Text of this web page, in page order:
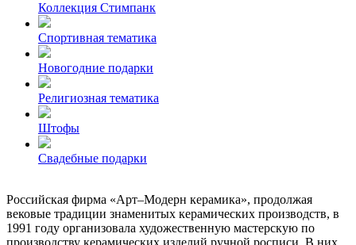
Коллекция Стимпанк
Спортивная тематика
Новогодние подарки
Религиозная тематика
Штофы
Свадебные подарки
Российская фирма «Арт–Модерн керамика», продолжая
вековые традиции знаменитых керамических производств, в
1991 году организовала художественную мастерскую по
производству керамических изделий ручной росписи. В них